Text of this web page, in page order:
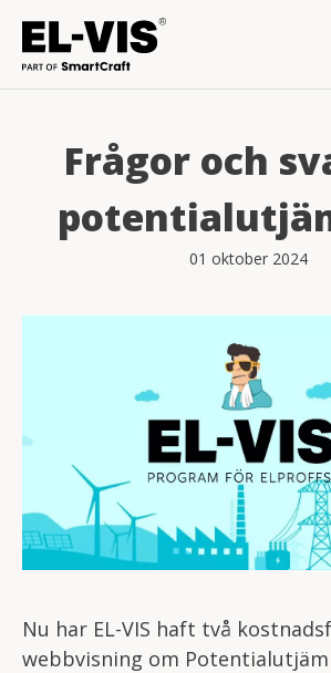
Frågor och
01 oktober 2024
Nu har EL-VIS haft två
webbvisning om